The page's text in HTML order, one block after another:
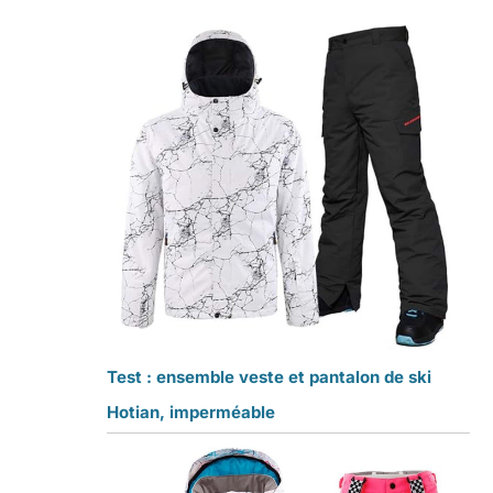
Test : ensemble veste et pantalon de ski
Hotian, imperméable